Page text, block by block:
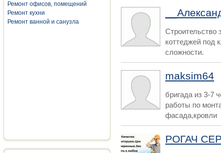
Ремонт офисов, помещений
Ремонт кухни
Ремонт ванной и санузла
Строительство
коттеджей под
сложности.
maksim64
бригада из 3-7
работы по
фасада,кровли
РОГАЧ